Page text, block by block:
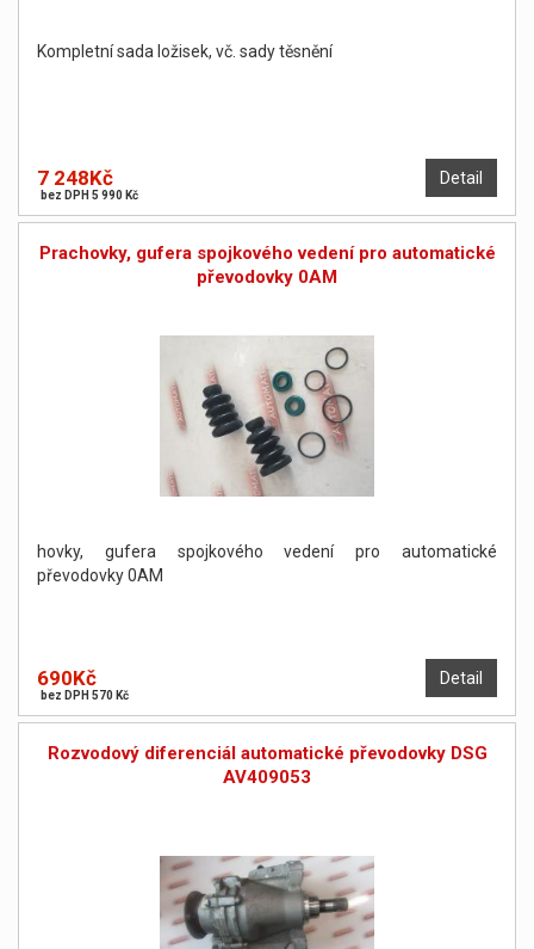
Kompletní sada ložisek, vč. sady těsnění
Detail
7 248Kč
bez DPH 5 990 Kč
Prachovky, gufera spojkového vedení pro automatické
převodovky 0AM
hovky, gufera spojkového vedení pro automatické
převodovky 0AM
Detail
690Kč
bez DPH 570 Kč
Rozvodový diferenciál automatické převodovky DSG
AV409053